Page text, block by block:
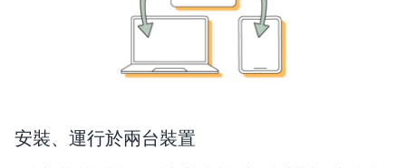
安裝、運行於兩台裝置